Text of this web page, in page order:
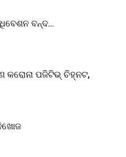
ବନ୍ଦ…
କରୋନା ପଜିଟିଭ୍ ଚିହ୍ନଟ,